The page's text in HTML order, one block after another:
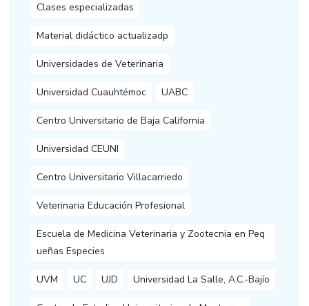
Clases especializadas
Material didáctico actualizadp
Universidades de Veterinaria
Universidad Cuauhtémoc UABC
Centro Universitario de Baja California
Universidad CEUNI
Centro Universitario Villacarriedo
Veterinaria Educación Profesional
Escuela de Medicina Veterinaria y Zootecnia en Peq
ueñas Especies
UVM UC UJD Universidad La Salle, A.C.-Bajío